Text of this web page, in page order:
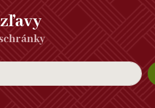
zľavy